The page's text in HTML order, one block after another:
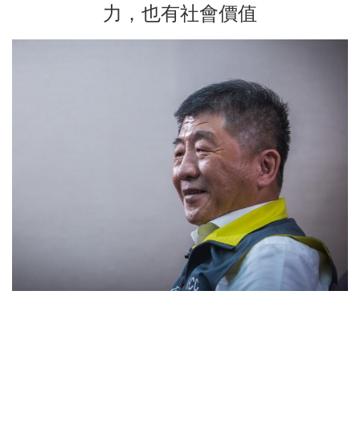
力，也有社會價值